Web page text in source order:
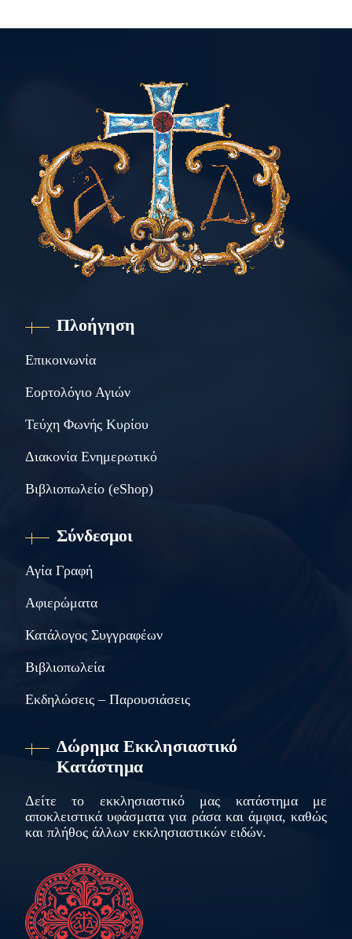
Πλοήγηση
Επικοινωνία
Εορτολόγιο Αγιών
Τεύχη Φωνής Κυρίου
Διακονία Ενημερωτικό
Βιβλιοπωλείο (eShop)
Σύνδεσμοι
Αγία Γραφή
Αφιερώματα
Κατάλογος Συγγραφέων
Βιβλιοπωλεία
Εκδηλώσεις – Παρουσιάσεις
Δώρημα Εκκλησιαστικό
Κατάστημα
Δείτε το εκκλησιαστικό μας κατάστημα με
αποκλειστικά υφάσματα για ράσα και άμφια, καθώς
και πλήθος άλλων εκκλησιαστικών ειδών.